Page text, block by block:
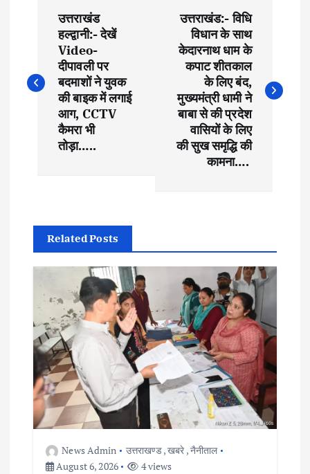
s
g
a
t
o
उत्तराखंड
हल्द्वानी:- देखें
Video-
दीपावली पर
बदमाशों ने युवक
की बाइक में लगाई
आग, CCTV
कैमरा भी
तोड़ा…..
उत्तराखंड:- विधि
विधान के साथ
केदारनाथ धाम के
कपाट शीतकाल
के लिए बंद,
मुख्यमंत्री धामी ने
बाबा से की प्रदेश
वासियों के लिए
की सुख समृद्धि की
कामना….
Related Posts
News Admin उत्तराखण्ड,खबरे ,नैनीताल
August 6, 2026
4 views